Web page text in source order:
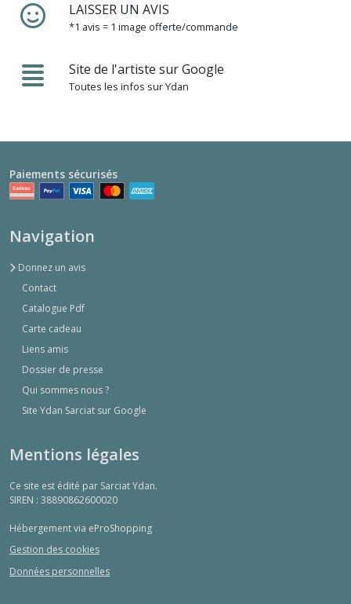
LAISSER UN AVIS
*1 avis = 1 image offerte/commande
Site de l'artiste sur Google
Toutes les infos sur Ydan
Paiements sécurisés
Navigation
Donnez un avis
Contact
Catalogue Pdf
Carte cadeau
Liens amis
Dossier de presse
Qui sommes nous ?
Site Ydan Sarciat sur Google
Mentions légales
Ce site est édité par Sarciat Ydan.
SIREN : 38890862600020
Hébergement via eProShopping
Gestion des cookies
Données personnelles